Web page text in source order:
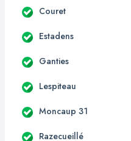
Couret
Estadens
Ganties
Lespiteau
Moncaup 31
Razecueillé